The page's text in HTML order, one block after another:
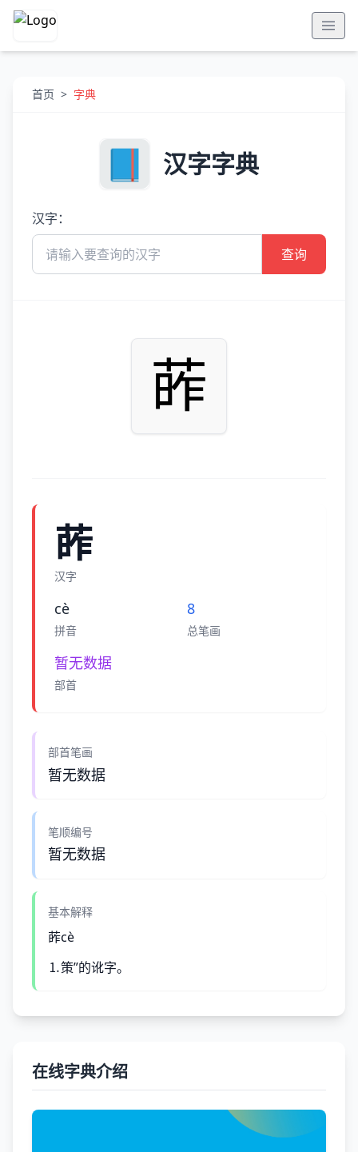
首页 > 字典
汉字字典
汉字：
查询
葃
葃
汉字
cè
拼音
8
总笔画
暂无数据
部首
部首笔画
暂无数据
笔顺编号
暂无数据
基本解释
葃cè
⒈策”的讹字。
在线字典介绍